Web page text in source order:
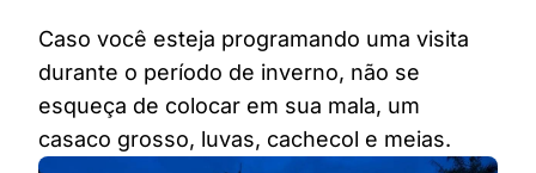
Caso você esteja programando uma visita
durante o período de inverno, não se
esqueça de colocar em sua mala, um
casaco grosso, luvas, cachecol e meias.